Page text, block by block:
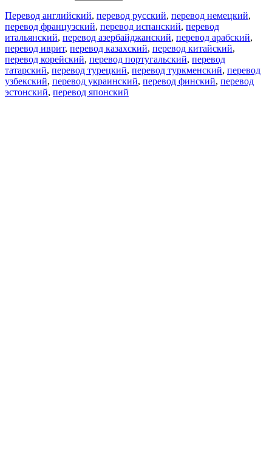
Перевод английский, перевод русский, перевод немецкий,
перевод французский, перевод испанский, перевод
итальянский, перевод азербайджанский, перевод арабский,
перевод иврит, перевод казахский, перевод китайский,
перевод корейский, перевод португальский, перевод
татарский, перевод турецкий, перевод туркменский, перевод
узбекский, перевод украинский, перевод финский, перевод
эстонский, перевод японский